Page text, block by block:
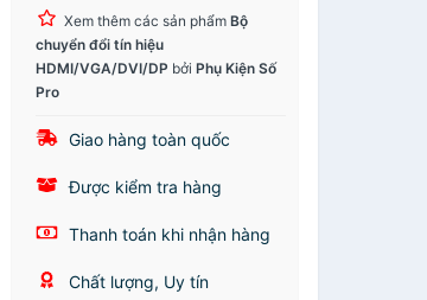
Xem thêm các sản phẩmBộ
chuyển đổi tín hiệu
HDMI/VGA/DVI/DP bởiPhụ Kiện Số
Pro
Giao hàng toàn quốc
Được kiểm tra hàng
Thanh toán khi nhận hàng
Chất lượng, Uy tín